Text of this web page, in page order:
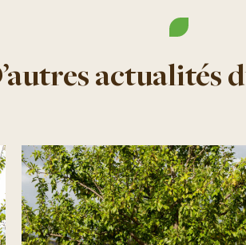
actualités